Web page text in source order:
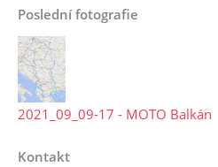
Poslední fotografie
2021_09_09-17 - MOTO Balkán
Kontakt